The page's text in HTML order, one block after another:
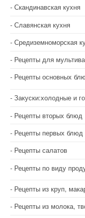
Скандинавская кухня
Славянская кухня
Средиземноморская
Рецепты для
Рецепты основных
Закуски:холодные и
Рецепты вторых блюд
Рецепты первых блюд
Рецепты салатов
Рецепты по виду
Рецепты из круп,
Рецепты из молока,